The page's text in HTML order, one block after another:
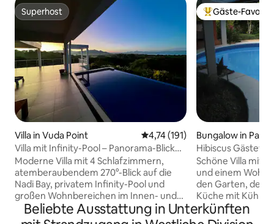
Superhost
Superhost
Villa in Vuda Point Durchschnittliche Bewertung:
4,74 (191)
Villa mit Infinity-Pool – Panorama-Blick
auf den Ozean
Moderne Villa mit 4 Schlafzimmern,
atemberaubendem 270°-Blick auf die
Nadi Bay, privatem Infinity-Pool und
großen Wohnbereichen im Innen- und
Außenbereich, perfekt zum
Entspannen/Unterhalten. Nur 5–10
Beliebter Gäste-
Gäste-Favorit
Bungalow in
Hibiscus Gästevilla
Schöne Villa mit
und einem
den Garten, den
Küche mit
Propanherd,
Toaster und
Beliebte Ausstattung in Unterkünften